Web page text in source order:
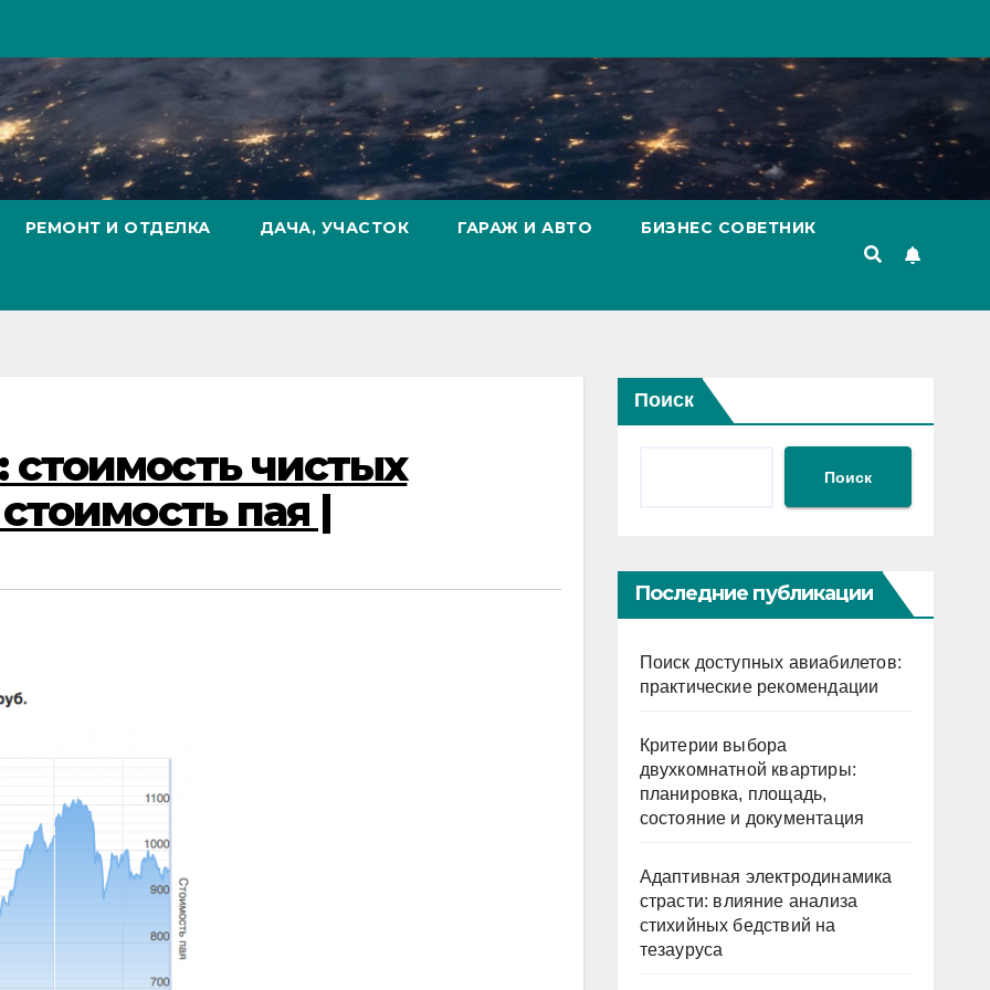
РЕМОНТ И ОТДЕЛКА ДАЧА, УЧАСТОК ГАРАЖ И АВТО БИЗНЕС СОВЕТНИК
чистых
пая |
Поиск
Поиск
Последние публикации
Поиск доступных авиабилетов:
практические рекомендации
Критерии выбора
двухкомнатной квартиры:
планировка, площадь,
состояние и документация
Адаптивная электродинамика
страсти: влияние анализа
стихийных бедствий на
тезауруса